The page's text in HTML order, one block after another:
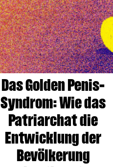
Das Golden Penis-
Syndrom: Wie das
Patriarchat die
Entwicklung der
Bevölkerung